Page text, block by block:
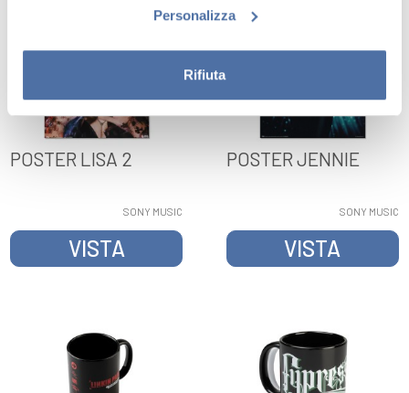
Personalizza
Rifiuta
POSTER LISA 2
SONY MUSIC
VISTA
POSTER JENNIE
SONY MUSIC
VISTA